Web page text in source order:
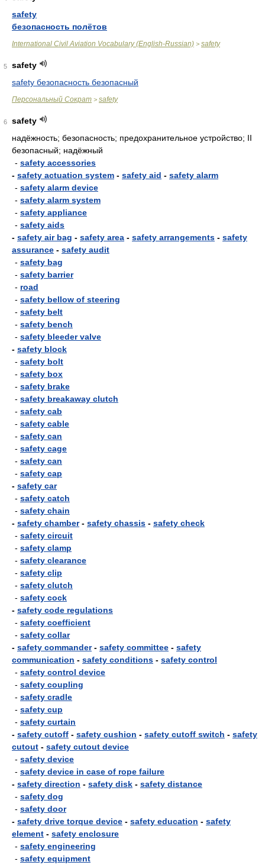
safety
безопасность полётов
International Civil Aviation Vocabulary (English-Russian) > safety
5
safety
safety безопасность безопасный
Персональный Сократ > safety
6
safety
надёжность; безопасность; предохранительное устройство; II
безопасный; надёжный
- safety accessories
- safety actuation system - safety aid - safety alarm
- safety alarm device
- safety alarm system
- safety appliance
- safety aids
- safety air bag - safety area - safety arrangements - safety
assurance - safety audit
- safety bag
- safety barrier
- road
- safety bellow of steering
- safety belt
- safety bench
- safety bleeder valve
- safety block
- safety bolt
- safety box
- safety brake
- safety breakaway clutch
- safety cab
- safety cable
- safety can
- safety cage
- safety can
- safety cap
- safety car
- safety catch
- safety chain
- safety chamber- safety chassis - safety check
- safety circuit
- safety clamp
- safety clearance
- safety clip
- safety clutch
- safety cock
- safety code regulations
- safety coefficient
- safety collar
- safety commander- safety committee - safety
communication - safety conditions - safety control
- safety control device
- safety coupling
- safety cradle
- safety cup
- safety curtain
- safety cutoff - safety cushion - safety cutoff switch - safety
cutout - safety cutout device
- safety device
- safety device in case of rope failure
- safety direction - safety disk - safety distance
- safety dog
- safety door
- safety drive torque device - safety education - safety
element - safety enclosure
- safety engineering
- safety equipment